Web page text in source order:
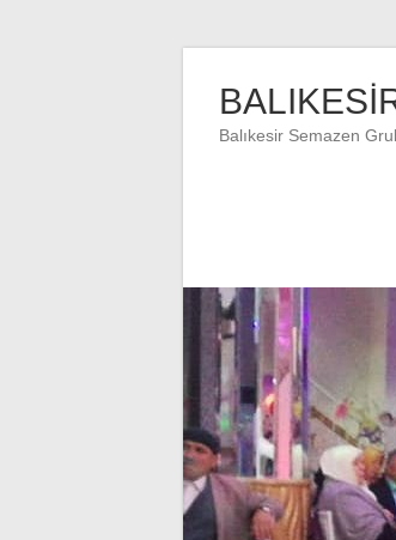
content
Balıkesir Semazen